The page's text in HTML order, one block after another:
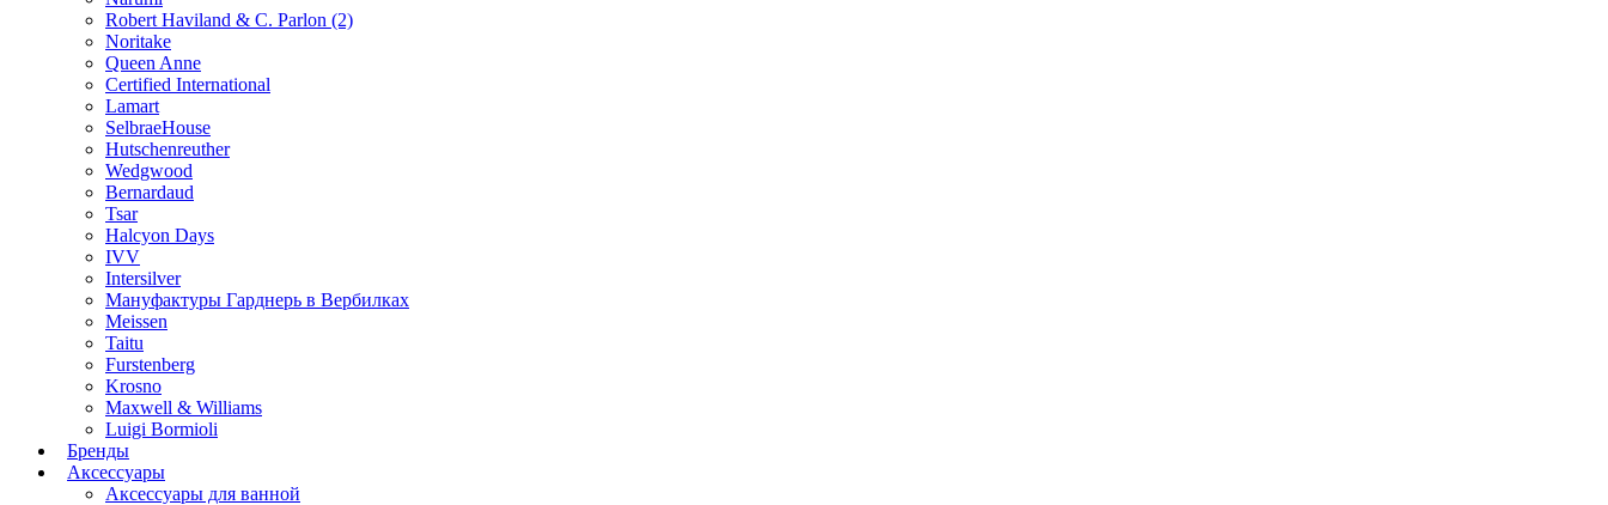
Robert Haviland & C. Parlon (2)
Noritakе
Queen Anne
Certified International
Lamart
SelbraeHouse
Hutschenreuther
Wedgwood
Bernardaud
Tsar
Halcyon Days
IVV
Intersilver
Мануфактуры Гарднерь в Вербилках
Meissen
Taitu
Furstenberg
Krosno
Maxwell & Williams
Luigi Bormioli
Бренды
Аксессуары
Аксессуары для ванной